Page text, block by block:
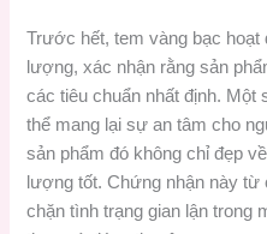
Trước hết, tem vàng bạc
lượng, xác nhận rằng sản
các tiêu chuẩn nhất định. Một
thể mang lại sự an tâm cho
sản phẩm đó không chỉ đẹp
lượng tốt. Chứng nhận này
chặn tình trạng gian lận trong